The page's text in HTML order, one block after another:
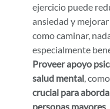
ejercicio puede
ansiedad y
como caminar,
especialmente
Proveer apoyo
salud mental,
crucial para
personas mayores